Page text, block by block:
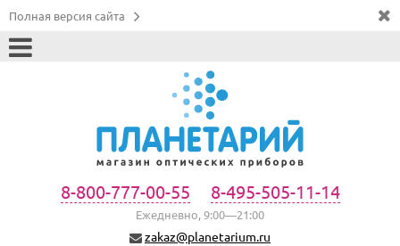
Полная версия сайта
8-800-777-00-55 8-495-505-11-14
Ежедневно, 9:00—21:00
zakaz@planetarium.ru